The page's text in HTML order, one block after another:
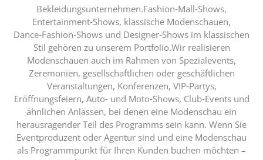
Bekleidungsunternehmen.Fashion‑Mall‑Shows,
Entertainment‑Shows, klassische Modenschauen,
Dance‑Fashion‑Shows und Designer‑Shows im klassischen
Stil gehören zu unserem Portfolio.Wir realisieren
Modenschauen auch im Rahmen von Spezialevents,
Zeremonien, gesellschaftlichen oder geschäftlichen
Veranstaltungen, Konferenzen, VIP‑Partys,
Eröffnungsfeiern, Auto‑ und Moto‑Shows, Club‑Events und
ähnlichen Anlässen, bei denen eine Modenschau ein
herausragender Teil des Programms sein kann. Wenn Sie
Eventproduzent oder Agentur sind und eine Modenschau
als Programmpunkt für Ihren Kunden buchen möchten –